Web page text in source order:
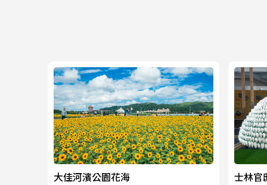
大佳河濱公園花海 士林官